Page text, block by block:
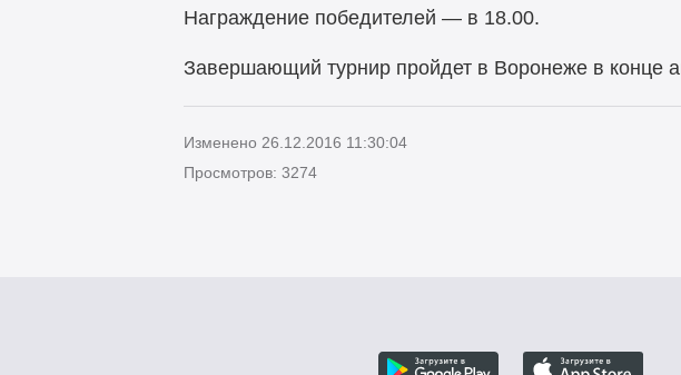
Награждение победителей — в 18.00.
Завершающий турнир пройдет в Воронеже в конце
Изменено 26.12.2016 11:30:04
Просмотров: 3274